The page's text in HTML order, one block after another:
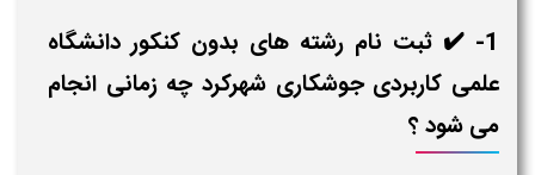
1- ✔️ ثبت نام رشته های بدون کنکور دانشگاه
علمی کاربردی جوشکاری شهرکرد چه زمانی انجام
می شود ؟